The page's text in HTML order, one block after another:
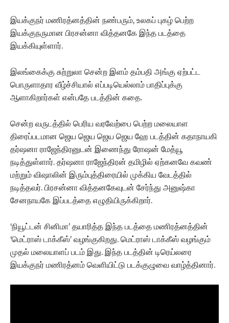
இயக்குநர் மணிரத்னத்தின் நண்பரும், உலகப் புகழ் பெற்ற
இயக்குநருமான பிரசன்னா வித்தனகே இந்த படத்தை
இயக்கியுள்ளார்.
இலங்கைக்கு சுற்றுலா சென்ற இளம் தம்பதி அங்கு ஏற்பட்ட
பொருளாதார வீழ்ச்சியால் எப்படியெல்லாம் பாதிப்புக்கு
ஆளாகிறார்கள் என்பதே படத்தின் கதை.
சென்ற வருடத்தில் பெரிய வரவேற்பை பெற்ற மலையாள
திரைப்படமான ஜெய ஜெய ஜெய ஜெய ஹே படத்தின் கதாநாயகி
தர்ஷனா ராஜேந்திரனுடன் இணைந்து ரோஷன் மேத்யூ
நடித்துள்ளார். தர்ஷனா ராஜேந்திரன் தமிழில் ஏற்கனவே கவண்
மற்றும் விஷாலின் இரும்புத்திரையில் முக்கிய வேடத்தில்
நடித்தவர். பிரசன்னா வித்தனகேவுடன் சேர்ந்து அனுஷ்கா
சேனநாயகே இப்படத்தை எழுதியிருக்கிறார்.
‘நியூட்டன் சினிமா’ தயாரித்த இந்த படத்தை மணிரத்னத்தின்
‘மெட்ராஸ் டாக்கீஸ்’ வழங்குகிறது. மெட்ராஸ் டாக்கீஸ் வழங்கும்
முதல் மலையாளப் படம் இது. இந்த படத்தின் டிரெய்லரை
இயக்குநர் மணிரத்னம் வெளியிட்டு படக்குழுவை வாழ்த்தினார்.